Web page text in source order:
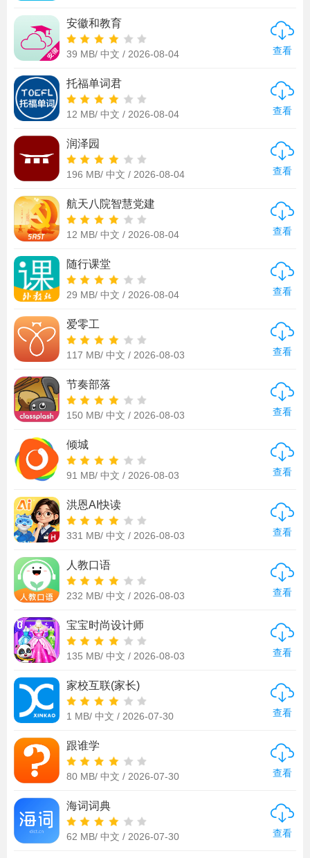
安徽和教育
39 MB/ 中文 / 2026-08-04 查看
托福单词君
12 MB/ 中文 / 2026-08-04 查看
润泽园
196 MB/ 中文 / 2026-08-04 查看
航天八院智慧党建
12 MB/ 中文 / 2026-08-04 查看
随行课堂
29 MB/ 中文 / 2026-08-04 查看
爱零工
117 MB/ 中文 / 2026-08-03 查看
节奏部落
150 MB/ 中文 / 2026-08-03 查看
倾城
91 MB/ 中文 / 2026-08-03 查看
洪恩AI快读
331 MB/ 中文 / 2026-08-03 查看
人教口语
232 MB/ 中文 / 2026-08-03 查看
宝宝时尚设计师
135 MB/ 中文 / 2026-08-03 查看
家校互联(家长)
1 MB/ 中文 / 2026-07-30 查看
跟谁学
80 MB/ 中文 / 2026-07-30 查看
海词词典
62 MB/ 中文 / 2026-07-30 查看